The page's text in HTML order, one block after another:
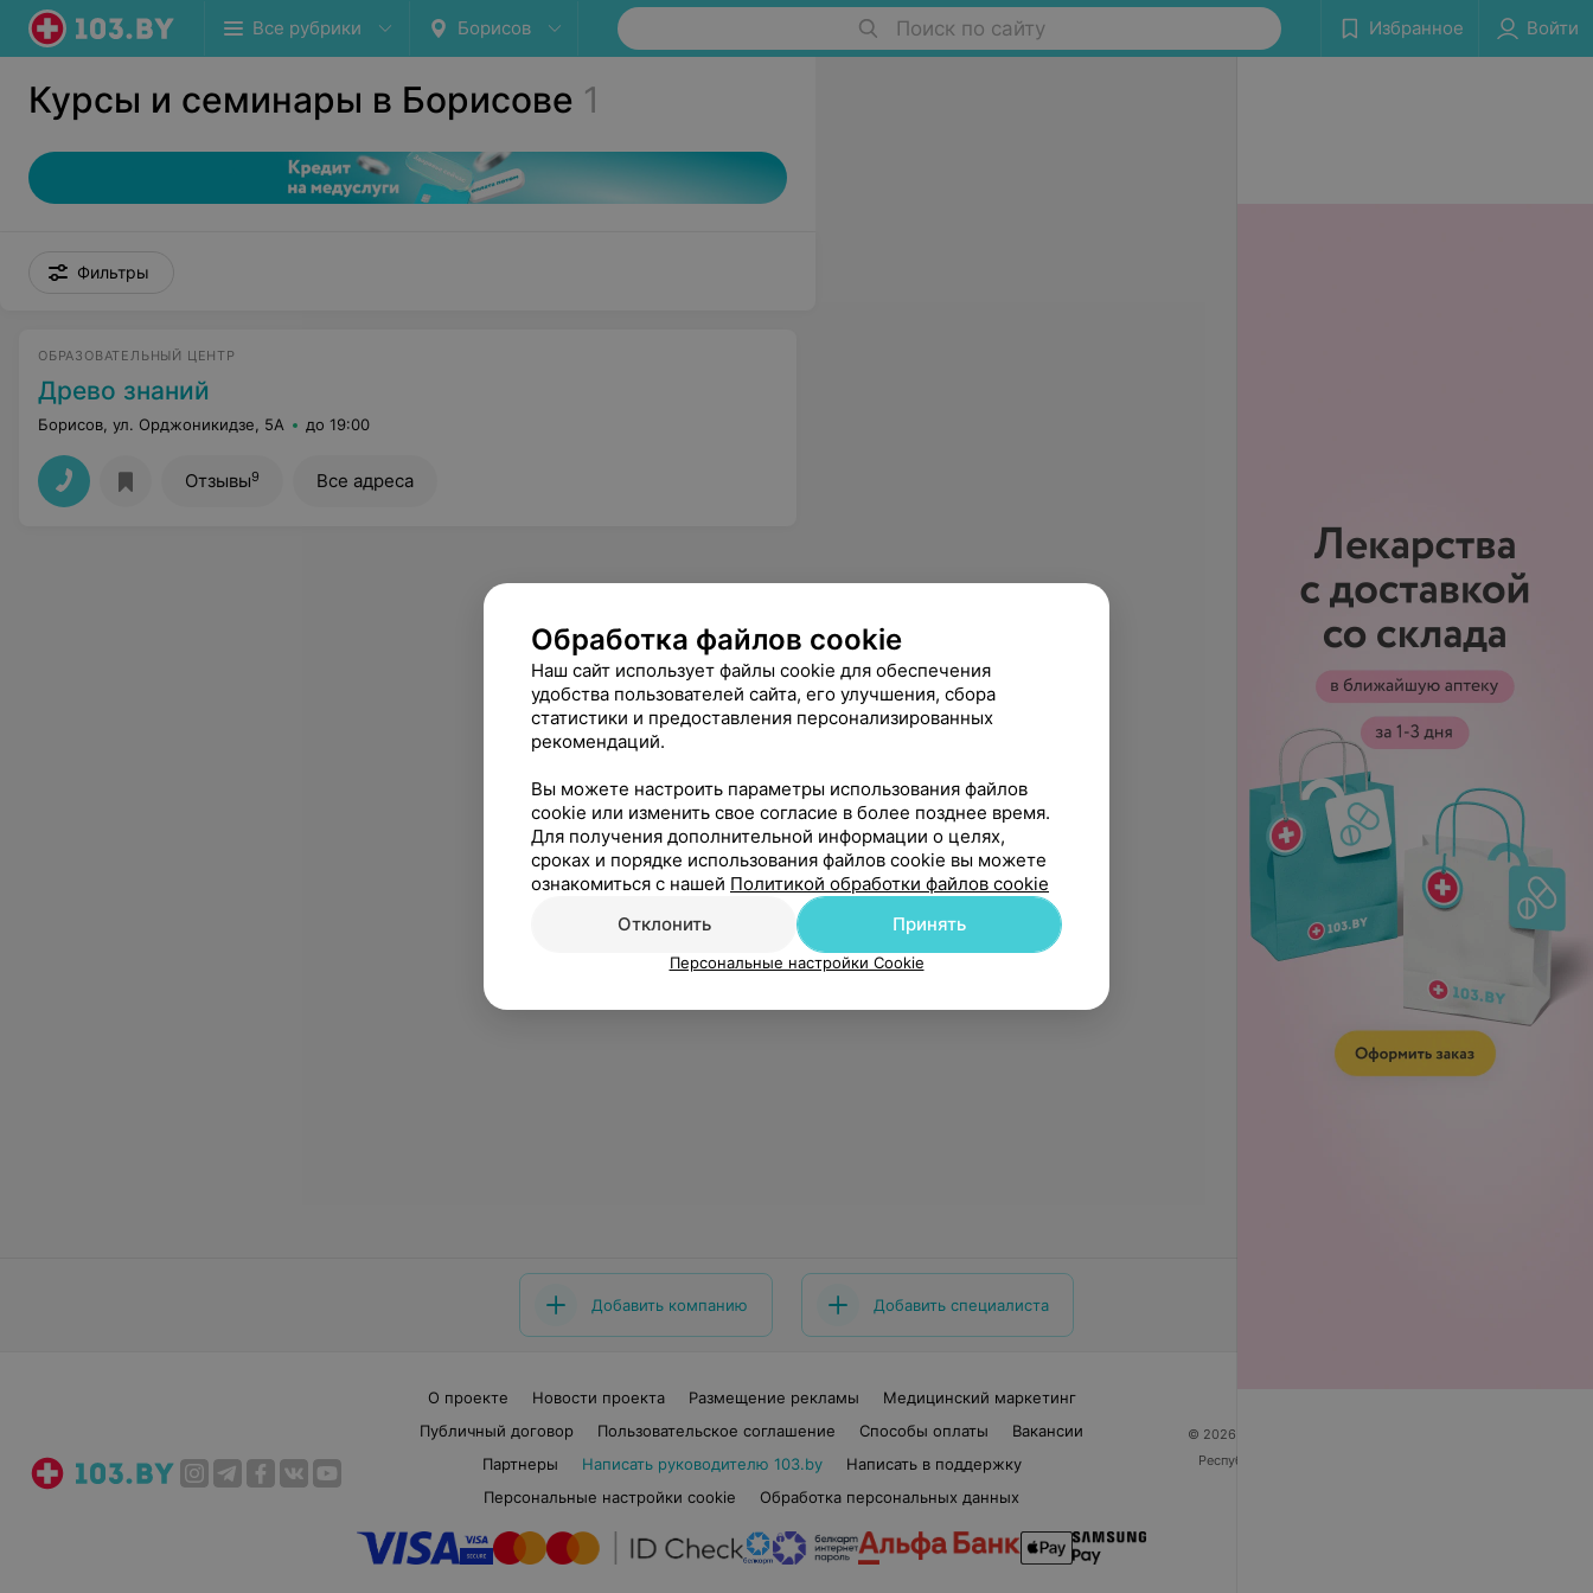
Все рубрики Борисов Поиск по сайту Избранное Войти
Курсы и семинары в Борисове 1
Фильтры
ОБРАЗОВАТЕЛЬНЫЙ ЦЕНТР
Древо знаний
Борисов, ул. Орджоникидзе, 5А до 19:00
Отзывы9 Все адреса
Добавить компанию Добавить специалиста
О проекте Новости проекта Размещение рекламы
Медицинский маркетинг
Публичный договор
Пользовательское соглашение Способы оплаты
Вакансии
Партнеры
Написать руководителю 103.by
Написать в поддержку
Персональные настройки cookie
Обработка персональных данных
© 2026 ООО «Артокс Лаб», УНП 191700409
Республика Беларусь, г. Минск, улица Толбухина, 2,
Обработка файлов cookie
Наш сайт использует файлы cookie для обеспечения
удобства пользователей сайта, его улучшения, сбора
статистики и предоставления персонализированных
рекомендаций.
Вы можете настроить параметры использования файлов
cookie или изменить свое согласие в более позднее время.
Для получения дополнительной информации о целях,
сроках и порядке использования файлов cookie вы можете
ознакомиться с нашей Политикой обработки файлов cookie
Отклонить
Принять
Персональные настройки Cookie